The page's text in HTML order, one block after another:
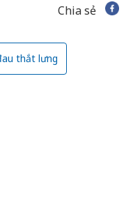
Chia sẻ
thắt lưng